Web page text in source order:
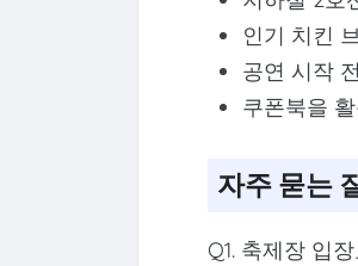
인기 치킨
공연 시작
쿠폰북을
자주 묻는
Q1. 축제장 입